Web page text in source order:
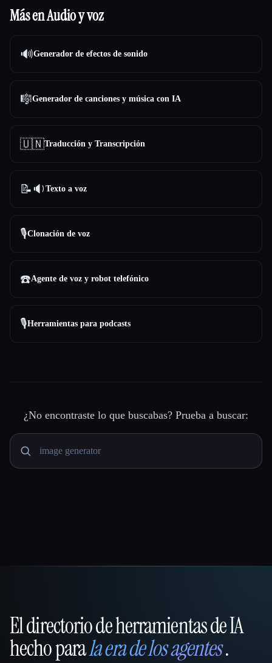
Más en Audio y voz
🔊Generador de efectos de sonido
🎼Generador de canciones y música con IA
🇺🇳Traducción y Transcripción
📝🔉 Texto a voz
🎙️Clonación de voz
☎️Agente de voz y robot telefónico
🎙️Herramientas para podcasts
¿No encontraste lo que buscabas? Prueba a buscar:
That AI Collection
El directorio de herramientas de IA
hecho parala era de los agentes.